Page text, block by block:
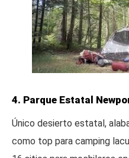
4. Parque Estatal
Único desierto estatal,
como top para camping